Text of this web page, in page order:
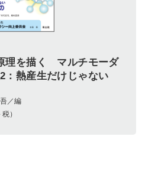
理を描く マルチモーダ
：熱産生だけじゃない
／編
）